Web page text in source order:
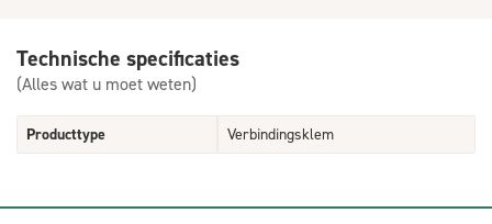
Technische specificaties
(Alles wat u moet weten)
Producttype Verbindingsklem